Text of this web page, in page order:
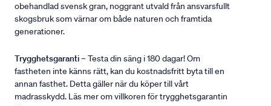
obehandlad svensk gran, noggrant utvald från ansvarsfullt
skogsbruk som värnar om både naturen och framtida
generationer.
Trygghetsgaranti– Testa din säng i 180 dagar! Om
fastheten inte känns rätt, kan du kostnadsfritt byta till en
annan fasthet. Detta gäller när du köper till vårt
madrasskydd. Läs mer om villkoren för trygghetsgarantin